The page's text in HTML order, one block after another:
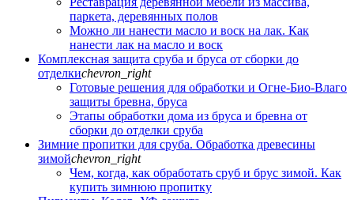
паркета, деревянных полов
Можно ли нанести масло и воск на лак. Как
нанести лак на масло и воск
Комплексная защита сруба и бруса от сборки до
отделкиchevron_right
Готовые решения для обработки и Огне-Био-Влаго
защиты бревна, бруса
Этапы обработки дома из бруса и бревна от
сборки до отделки сруба
Зимние пропитки для сруба. Обработка древесины
зимойchevron_right
Чем, когда, как обработать сруб и брус зимой. Как
купить зимнюю пропитку